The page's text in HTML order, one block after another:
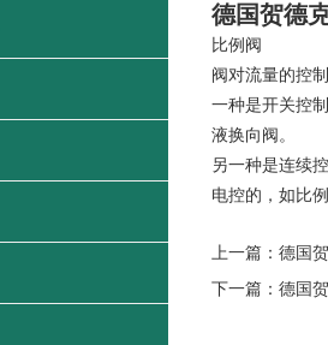
德国贺德
比例阀
阀对流量的控
一种是开关控
液换向阀。
另一种是连续
电控的，如比
上一篇： 德国
下一篇： 德国